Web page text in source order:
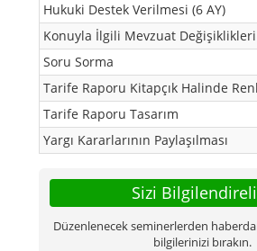
Hukuki Destek Verilmesi (6 AY)
Konuyla İlgili Mevzuat Değişiklikleri
Soru Sorma
Tarife Raporu Kitapçık Halinde
Tarife Raporu Tasarım
Yargı Kararlarının Paylaşılması
Sizi
Düzenlenecek seminerlerden
bilgilerinizi bırakın.